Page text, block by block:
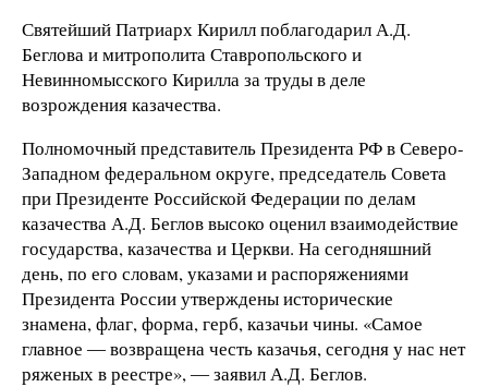
Святейший Патриарх Кирилл поблагодарил А.Д.
Беглова и митрополита Ставропольского и
Невинномысского Кирилла за труды в деле
возрождения казачества.
Полномочный представитель Президента РФ в Северо-
Западном федеральном округе, председатель Совета
при Президенте Российской Федерации по делам
казачества А.Д. Беглов высоко оценил взаимодействие
государства, казачества и Церкви. На сегодняшний
день, по его словам, указами и распоряжениями
Президента России утверждены исторические
знамена, флаг, форма, герб, казачьи чины. «Самое
главное ― возвращена честь казачья, сегодня у нас нет
ряженых в реестре», ― заявил А.Д. Беглов.